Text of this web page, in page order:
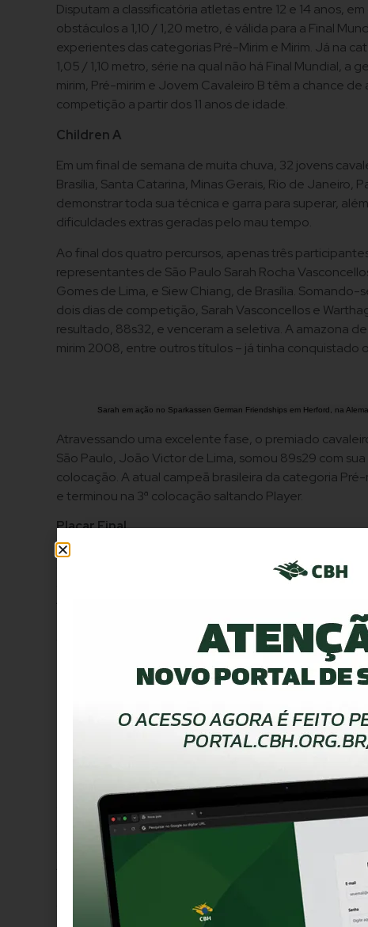
Disputam a classificatória atletas entre 12 e 14 anos,
obstáculos a 1,10 / 1,20 metro, é válida para a Final
experientes das categorias Pré-Mirim e Mirim. Já na
1,05 / 1,10 metro, série na qual não há Final Mundial, a
mirim, Pré-mirim e Jovem Cavaleiro B têm a chance
competição a partir dos 11 anos de idade.
Children A
Em um final de semana de muita chuva, 32 jovens
Brasília, Santa Catarina, Minas Gerais, Rio de Janeiro,
demonstrar toda sua técnica e garra para superar,
dificuldades extras geradas pelo mau tempo.
Ao final dos quatro percursos, apenas três
representantes de São Paulo Sarah Rocha
Gomes de Lima, e Siew Chiang, de Brasília. Somando-
dois dias de competição, Sarah Vasconcellos e
resultado, 88s32, e venceram a seletiva. A amazona
mirim 2008, entre outros títulos – já tinha conquistado
Sarah em ação no Sparkassen German Friendships em Herford, na
Atravessando uma excelente fase, o premiado
São Paulo, João Victor de Lima, somou 89s29 com
colocação. A atual campeã brasileira da categoria Pré-
e terminou na 3ª colocação saltando Player.
Placar Final
1º Sarah Rocha Vasconcellos / Warthagena – FPH – 0
2º João Victor Castro Aguiar Gomes de Lima /
3º Siew Chiang / Player – FHBr – 0pp – 109s01
5º Maria Vitória David Ludwig / Fundesporte Solazzo
6º Maurício Borges / Fundesporte Romanze JMen II –
Resultado completo
João Victor e sua Madame Lili, vencedores da Copa São
Placar Final
1º Pedro Egoroff / Anita NC – FPH – 0pp – 95s11
2º Vittório Burger / Talina de la Chapelle – FEERJ – 4pp
3º Rodrigo Jardim da Rosa / SS Tijuca – FCH – 4pp –
4º Felipe Blaauw / Modena TW – FPH – 8pp – 87s93
5º Maria Antonia Rosa Pereira / Mileniun Califórnia –
David Rittner Gregory / Gimmy da Alvorada – FPH – 16pp –